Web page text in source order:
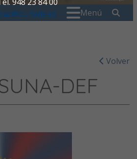
Menú
Volver
DEF